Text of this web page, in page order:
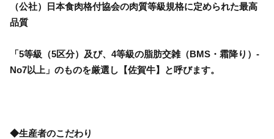
（公社）日本食肉格付協会の肉質等級規格に定められた最高
品質
「5等級（5区分）及び、4等級の脂肪交雑（BMS・霜降り）-
No7以上」のものを厳選し【佐賀牛】と呼びます。
◆生産者のこだわり